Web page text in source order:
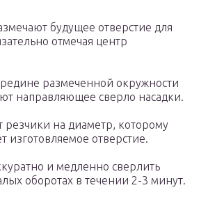
будущее отверстие для
отмечая центр
размеченной окружности
направляющее сверло насадки.
резчики на диаметр, которому
изготовляемое отверстие.
и медленно сверлить
оборотах в течении 2-3 минут.